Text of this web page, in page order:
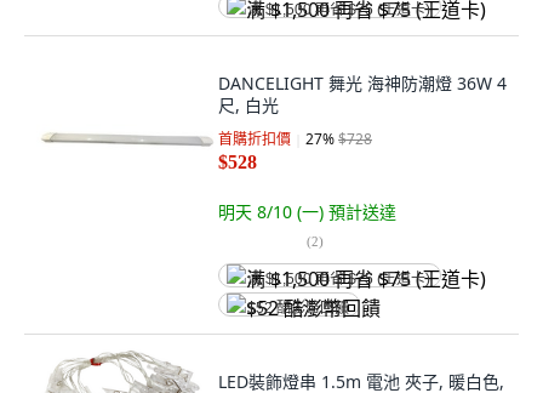
满 $1,500 再省 $75 (王道卡)
DANCELIGHT 舞光 海神防潮燈 36W 4
尺, 白光
首購折扣價 27%$728
$528
明天 8/10 (一) 預計送達
(2)
满 $1,500 再省 $75 (王道卡)
$52 酷澎幣回饋
LED裝飾燈串 1.5m 電池 夾子, 暖白色,